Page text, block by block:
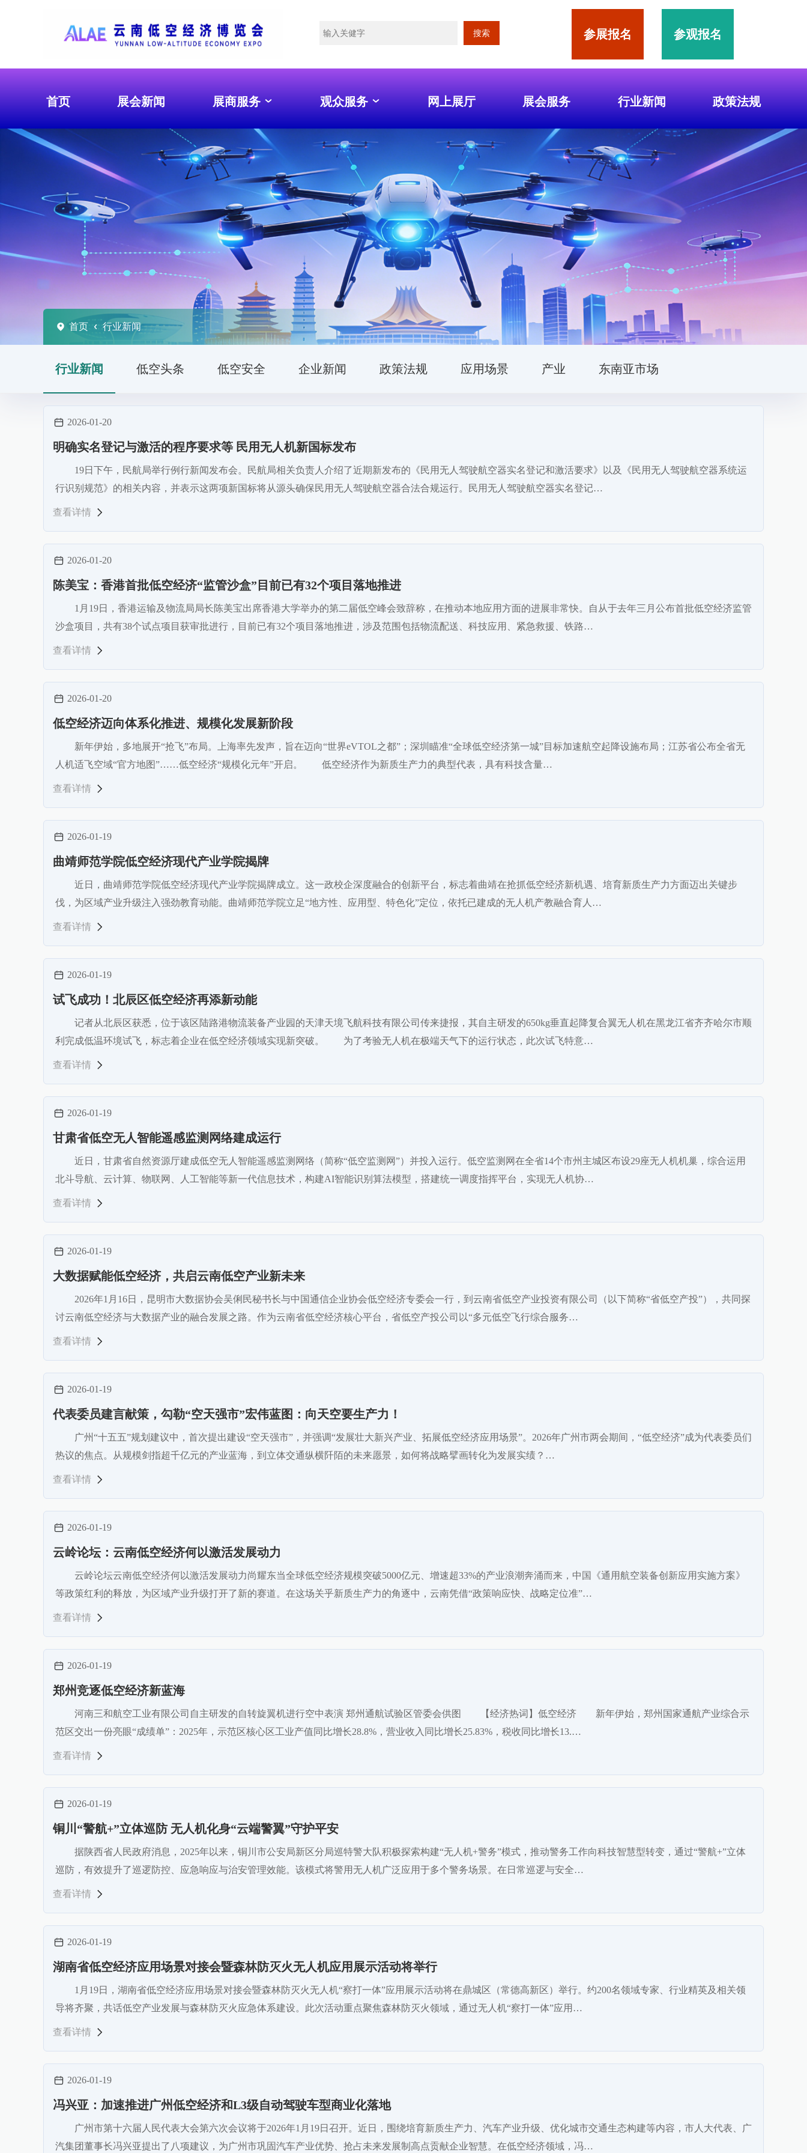
搜索 参展报名 参观报名
首页 展会新闻 展商服务 观众服务 网上展厅 展会服务 行业新闻 政策法规
行业新闻 低空头条 低空安全 企业新闻 政策法规 应用场景 产业 东南亚市场
首页 行业新闻
2026-01-20
明确实名登记与激活的程序要求等 民用无人机新国标发布
19日下午，民航局举行例行新闻发布会。民航局相关负责人介绍了近期新发布的《民用无人驾驶航空器实名登记和激活要求》以及《民用无人驾驶航空器系统运
行识别规范》的相关内容，并表示这两项新国标将从源头确保民用无人驾驶航空器合法合规运行。民用无人驾驶航空器实名登记…
查看详情
2026-01-20
陈美宝：香港首批低空经济“监管沙盒”目前已有32个项目落地推进
1月19日，香港运输及物流局局长陈美宝出席香港大学举办的第二届低空峰会致辞称，在推动本地应用方面的进展非常快。自从于去年三月公布首批低空经济监管
沙盒项目，共有38个试点项目获审批进行，目前已有32个项目落地推进，涉及范围包括物流配送、科技应用、紧急救援、铁路…
查看详情
2026-01-20
低空经济迈向体系化推进、规模化发展新阶段
新年伊始，多地展开“抢飞”布局。上海率先发声，旨在迈向“世界eVTOL之都”；深圳瞄准“全球低空经济第一城”目标加速航空起降设施布局；江苏省公布全省无
人机适飞空域“官方地图”……低空经济“规模化元年”开启。 低空经济作为新质生产力的典型代表，具有科技含量…
查看详情
2026-01-19
曲靖师范学院低空经济现代产业学院揭牌
近日，曲靖师范学院低空经济现代产业学院揭牌成立。这一政校企深度融合的创新平台，标志着曲靖在抢抓低空经济新机遇、培育新质生产力方面迈出关键步
伐，为区域产业升级注入强劲教育动能。曲靖师范学院立足“地方性、应用型、特色化”定位，依托已建成的无人机产教融合育人…
查看详情
2026-01-19
试飞成功！北辰区低空经济再添新动能
记者从北辰区获悉，位于该区陆路港物流装备产业园的天津天境飞航科技有限公司传来捷报，其自主研发的650kg垂直起降复合翼无人机在黑龙江省齐齐哈尔市顺
利完成低温环境试飞，标志着企业在低空经济领域实现新突破。 为了考验无人机在极端天气下的运行状态，此次试飞特意…
查看详情
2026-01-19
甘肃省低空无人智能遥感监测网络建成运行
近日，甘肃省自然资源厅建成低空无人智能遥感监测网络（简称“低空监测网”）并投入运行。低空监测网在全省14个市州主城区布设29座无人机机巢，综合运用
北斗导航、云计算、物联网、人工智能等新一代信息技术，构建AI智能识别算法模型，搭建统一调度指挥平台，实现无人机协…
查看详情
2026-01-19
大数据赋能低空经济，共启云南低空产业新未来
2026年1月16日，昆明市大数据协会吴俐民秘书长与中国通信企业协会低空经济专委会一行，到云南省低空产业投资有限公司（以下简称“省低空产投”），共同探
讨云南低空经济与大数据产业的融合发展之路。作为云南省低空经济核心平台，省低空产投公司以“多元低空飞行综合服务…
查看详情
2026-01-19
代表委员建言献策，勾勒“空天强市”宏伟蓝图：向天空要生产力！
广州“十五五”规划建议中，首次提出建设“空天强市”，并强调“发展壮大新兴产业、拓展低空经济应用场景”。2026年广州市两会期间，“低空经济”成为代表委员们
热议的焦点。从规模剑指超千亿元的产业蓝海，到立体交通纵横阡陌的未来愿景，如何将战略擘画转化为发展实绩？…
查看详情
2026-01-19
云岭论坛：云南低空经济何以激活发展动力
云岭论坛云南低空经济何以激活发展动力尚耀东当全球低空经济规模突破5000亿元、增速超33%的产业浪潮奔涌而来，中国《通用航空装备创新应用实施方案》
等政策红利的释放，为区域产业升级打开了新的赛道。在这场关乎新质生产力的角逐中，云南凭借“政策响应快、战略定位准”…
查看详情
2026-01-19
郑州竞逐低空经济新蓝海
河南三和航空工业有限公司自主研发的自转旋翼机进行空中表演 郑州通航试验区管委会供图 【经济热词】低空经济 新年伊始，郑州国家通航产业综合示
范区交出一份亮眼“成绩单”：2025年，示范区核心区工业产值同比增长28.8%，营业收入同比增长25.83%，税收同比增长13.…
查看详情
2026-01-19
铜川“警航+”立体巡防 无人机化身“云端警翼”守护平安
据陕西省人民政府消息，2025年以来，铜川市公安局新区分局巡特警大队积极探索构建“无人机+警务”模式，推动警务工作向科技智慧型转变，通过“警航+”立体
巡防，有效提升了巡逻防控、应急响应与治安管理效能。该模式将警用无人机广泛应用于多个警务场景。在日常巡逻与安全…
查看详情
2026-01-19
湖南省低空经济应用场景对接会暨森林防灭火无人机应用展示活动将举行
1月19日，湖南省低空经济应用场景对接会暨森林防灭火无人机“察打一体”应用展示活动将在鼎城区（常德高新区）举行。约200名领域专家、行业精英及相关领
导将齐聚，共话低空产业发展与森林防灭火应急体系建设。此次活动重点聚焦森林防灭火领域，通过无人机“察打一体”应用…
查看详情
2026-01-19
冯兴亚：加速推进广州低空经济和L3级自动驾驶车型商业化落地
广州市第十六届人民代表大会第六次会议将于2026年1月19日召开。近日，围绕培育新质生产力、汽车产业升级、优化城市交通生态构建等内容，市人大代表、广
汽集团董事长冯兴亚提出了八项建议，为广州市巩固汽车产业优势、抢占未来发展制高点贡献企业智慧。在低空经济领域，冯…